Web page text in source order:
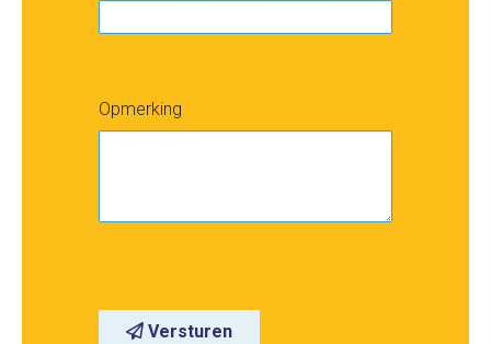
Opmerking
Versturen